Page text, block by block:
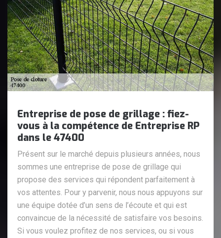
Entreprise de pose de grillage : fiez-
vous à la compétence de Entreprise RP
dans le 47400
Présent sur le marché depuis plusieurs années, nous
sommes une entreprise de pose de grillage qui
propose des services qui répondent parfaitement à
vos attentes. Pour y parvenir, nous nous appuyons sur
une équipe dotée d’un sens de l’écoute et qui est
convaincue de la nécessité de satisfaire vos besoins.
Si vous voulez profitez de nos services, ou si vous